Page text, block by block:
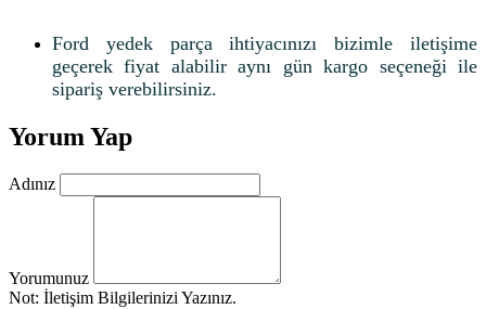
Ford yedek parça ihtiyacınızı bizimle iletişime
geçerek fiyat alabilir aynı gün kargo seçeneği ile
sipariş verebilirsiniz.
Yorum Yap
Adınız
Yorumunuz
Not: İletişim Bilgilerinizi Yazınız.